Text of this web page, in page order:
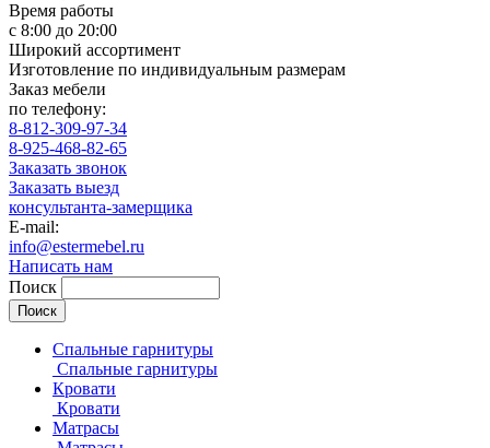
Время работы
с 8:00 до 20:00
Широкий ассортимент
Изготовление по индивидуальным размерам
Заказ мебели
по телефону:
8-812-309-97-34
8-925-468-82-65
Заказать звонок
Заказать выезд
консультанта-замерщика
E-mail:
info@estermebel.ru
Написать нам
Поиск
Спальные гарнитуры
Спальные гарнитуры
Кровати
Кровати
Матрасы